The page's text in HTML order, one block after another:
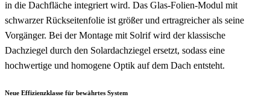
in die Dachfläche integriert wird. Das Glas-Folien-Modul mit
schwarzer Rückseitenfolie ist größer und ertragreicher als seine
Vorgänger. Bei der Montage mit Solrif wird der klassische
Dachziegel durch den Solardachziegel ersetzt, sodass eine
hochwertige und homogene Optik auf dem Dach entsteht.
Neue Effizienzklasse für bewährtes System